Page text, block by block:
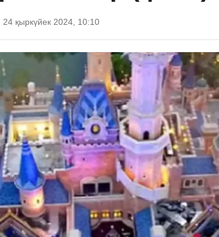
24 қыркүйек 2024, 10:10